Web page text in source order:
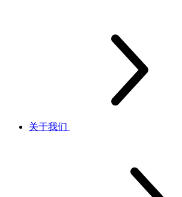
关于我们